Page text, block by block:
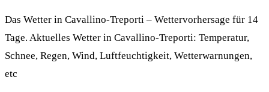
Das Wetter in Cavallino-Treporti – Wettervorhersage für 14
Tage. Aktuelles Wetter in Cavallino-Treporti: Temperatur,
Schnee, Regen, Wind, Luftfeuchtigkeit, Wetterwarnungen,
etc